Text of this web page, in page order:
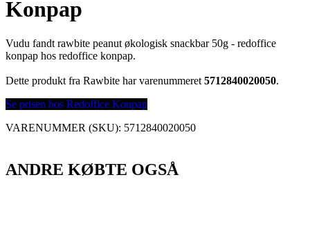
Konpap
Vudu fandt rawbite peanut økologisk snackbar 50g - redoffice
konpap hos redoffice konpap.
Dette produkt fra Rawbite har varenummeret 5712840020050.
Se prisen hos Redoffice Konpap
VARENUMMER (SKU): 5712840020050
ANDRE KØBTE OGSÅ